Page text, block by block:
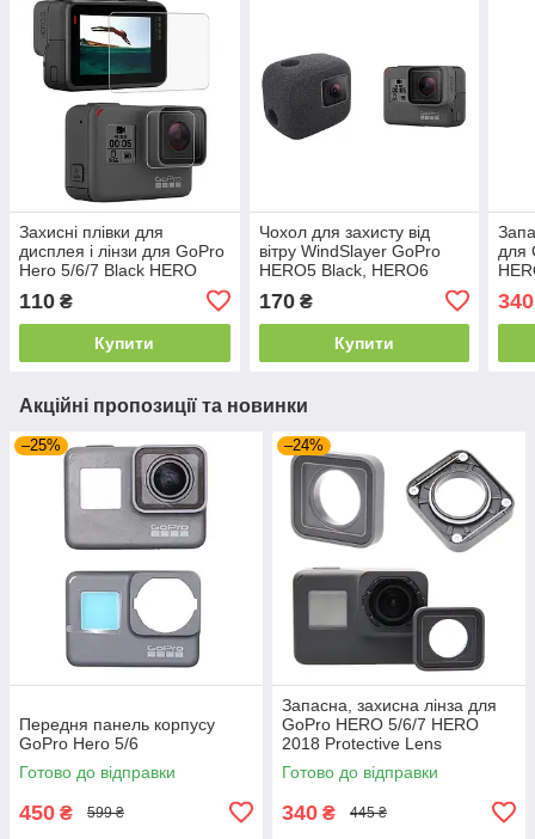
Захисні плівки для
дисплея і лінзи для GoPro
Hero 5/6/7 Black HERO
110 ₴
Купити
Чохол для захисту від
вітру WindSlayer GoPro
HERO5 Black, HERO6
Black, HERO7 Black, HERO
2018.
170₴
Купити
для
340
Акційні пропозиції та новинки
–25%
Передня панель корпусу
GoPro Hero 5/6
Готово до відправки
450 ₴ 599 ₴
–24%
Запасна, захисна лінза для
GoPro HERO 5/6/7 HERO
2018 Protective Lens
Готово до відправки
340 ₴ 445 ₴